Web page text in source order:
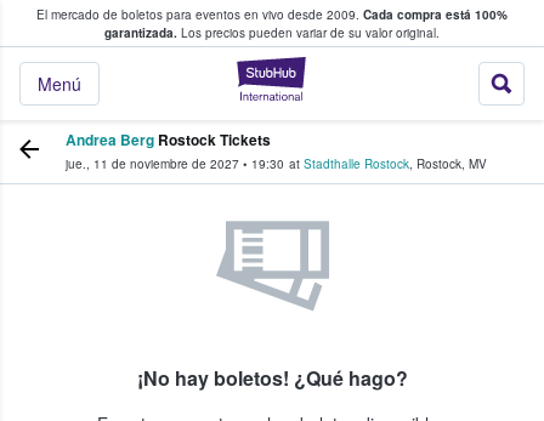
El mercado de boletos para eventos en vivo desde 2009. Cada compra está 100%
garantizada. Los precios pueden variar de su valor original.
StubHub: donde
Menú
fans compran y venden boletos
Andrea Berg Rostock Tickets
jue., 11 de noviembre de 2027 • 19:30 at Stadthalle Rostock, Rostock, MV
¡No hay boletos! ¿Qué hago?